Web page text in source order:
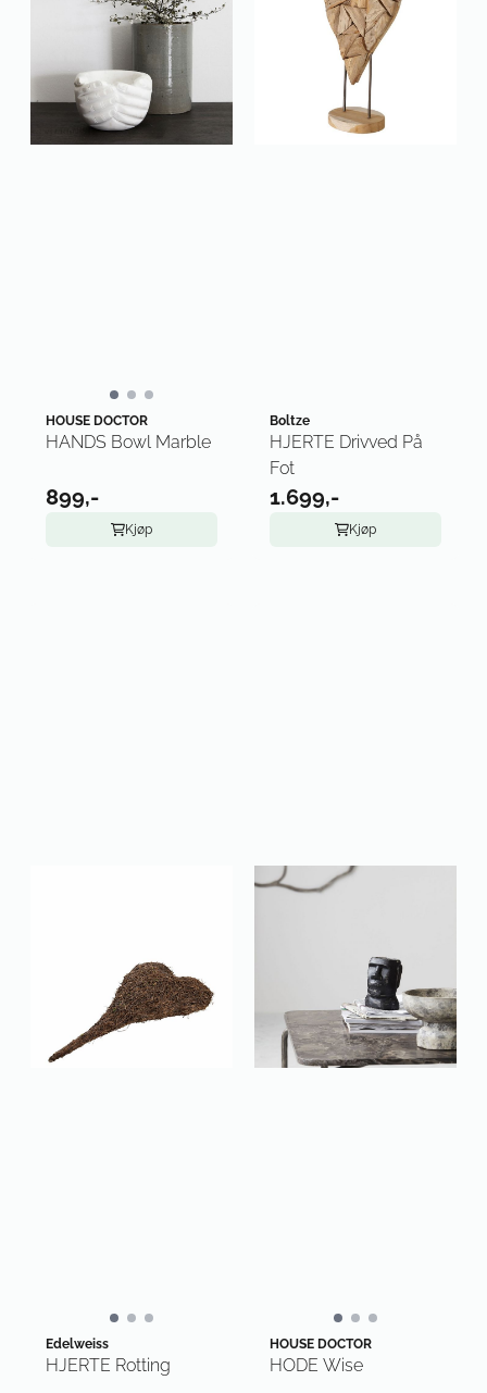
HOUSE DOCTOR
HANDS Bowl Marble
899,-
Kjøp
Boltze
HJERTE Drivved På
Fot
1.699,-
Kjøp
Edelweiss
HJERTE Rotting
HOUSE DOCTOR
HODE Wise